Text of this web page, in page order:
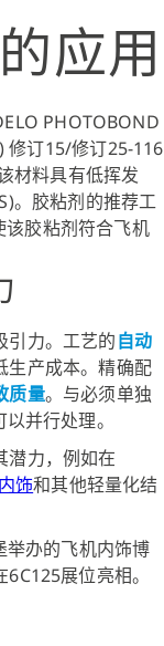
应用
PHOTOBOND
修订15/修订25-116
材料具有低挥发
。胶粘剂的推荐工
该胶粘剂符合飞机
引力。工艺的自动
生产成本。精确配
质量。与必须单独
并行处理。
潜力，例如在
饰和其他轻量化结
办的飞机内饰博
展位亮相。